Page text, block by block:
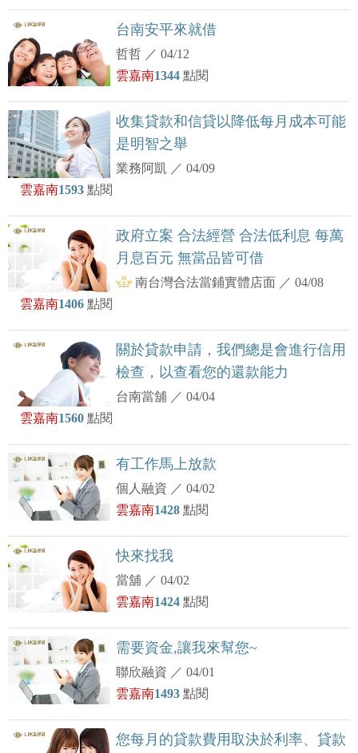
台南安平來就借
哲哲 ／04/12
雲嘉南1344點閱
收集貸款和信貸以降低每月成本可能
是明智之舉
業務阿凱 ／04/09
雲嘉南1593 點閱
政府立案 合法經營 合法低利息 每萬
月息百元 無當品皆可借
南台灣合法當鋪實體店面 ／04/08
雲嘉南1406 點閱
關於貸款申請，我們總是會進行信用
檢查，以查看您的還款能力
台南當舖 ／04/04
雲嘉南1560 點閱
有工作馬上放款
個人融資 ／04/02
雲嘉南1428點閱
快來找我
當舖 ／04/02
雲嘉南1424點閱
需要資金,讓我來幫您~
聯欣融資 ／04/01
雲嘉南1493點閱
您每月的貸款費用取決於利率、貸款